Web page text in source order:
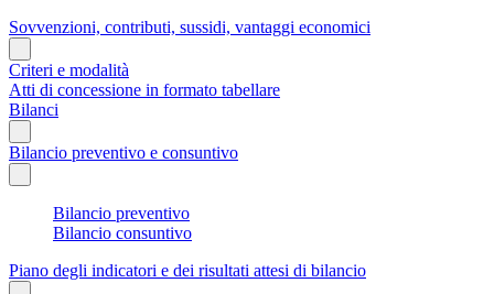
Sovvenzioni, contributi, sussidi, vantaggi economici
Criteri e modalità
Atti di concessione in formato tabellare
Bilanci
Bilancio preventivo e consuntivo
Bilancio preventivo
Bilancio consuntivo
Piano degli indicatori e dei risultati attesi di bilancio